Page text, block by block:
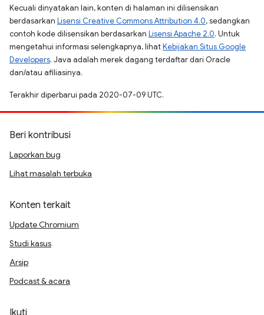
Kecuali dinyatakan lain, konten di halaman ini dilisensikan
berdasarkan Lisensi Creative Commons Attribution 4.0, sedangkan
contoh kode dilisensikan berdasarkan Lisensi Apache 2.0. Untuk
mengetahui informasi selengkapnya, lihatKebijakan Situs Google
Developers. Java adalah merek dagang terdaftar dari Oracle
dan/atau afiliasinya.
Terakhir diperbarui pada 2020-07-09 UTC.
Beri kontribusi
Laporkan bug
Lihat masalah terbuka
Konten terkait
Update Chromium
Studi kasus
Arsip
Podcast & acara
Ikuti